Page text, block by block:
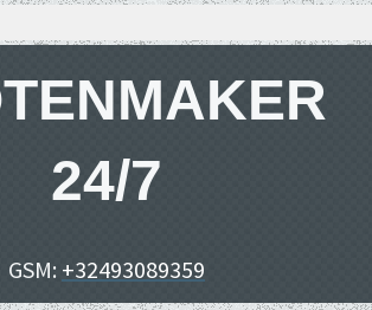
24/7
GSM: +32493089359